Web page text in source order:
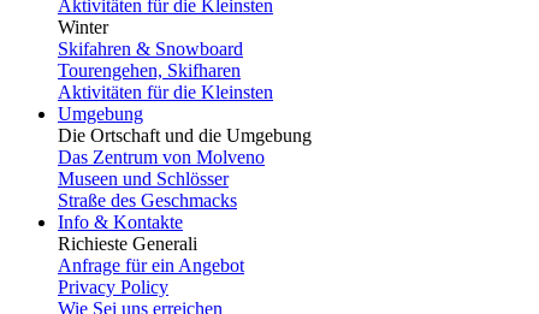
Aktivitäten für die Kleinsten
Winter
Skifahren & Snowboard
Tourengehen, Skifharen
Aktivitäten für die Kleinsten
Umgebung
Die Ortschaft und die Umgebung
Das Zentrum von Molveno
Museen und Schlösser
Straße des Geschmacks
Info & Kontakte
Richieste Generali
Anfrage für ein Angebot
Privacy Policy
Wie Sei uns erreichen